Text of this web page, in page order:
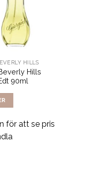
HILLS
Hills
90ml
för att se pris